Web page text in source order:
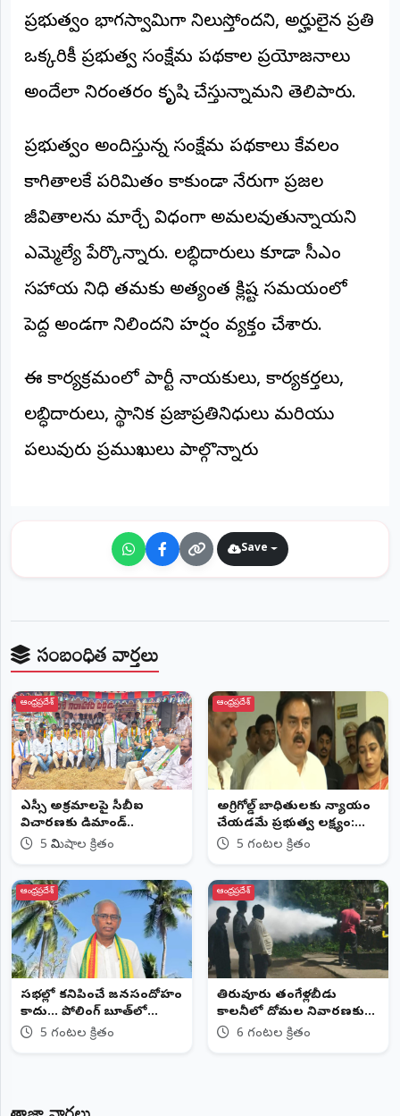
క్షణం
పక్షం
ప్రభుత్వం భాగస్వామిగా నిలుస్తోందని, అర్హులైన ప్రతి
ఒక్కరికీ ప్రభుత్వ సంక్షేమ పథకాల ప్రయోజనాలు
అందేలా నిరంతరం కృషి చేస్తున్నామని తెలిపారు.
ప్రభుత్వం అందిస్తున్న సంక్షేమ పథకాలు కేవలం
కాగితాలకే పరిమితం కాకుండా నేరుగా ప్రజల
జీవితాలను మార్చే విధంగా అమలవుతున్నాయని
ఎమ్మెల్యే పేర్కొన్నారు. లబ్ధిదారులు కూడా సీఎం
సహాయ నిధి తమకు అత్యంత క్లిష్ట సమయంలో
పెద్ద అండగా నిలిచిందని హర్షం వ్యక్తం చేశారు.
ఈ కార్యక్రమంలో పార్టీ నాయకులు, కార్యకర్తలు,
లబ్ధిదారులు, స్థానిక ప్రజాప్రతినిధులు మరియు
పలువురు ప్రముఖులు పాల్గొన్నారు
Save
సంబంధిత వార్తలు
ఆంధ్రప్రదేశ్
డీఎస్సీ అక్రమాలపై సీబీఐ
విచారణకు డిమాండ్..
5 నిమిషాల క్రితం
ఆంధ్రప్రదేశ్
అగ్రిగోల్డ్ బాధితులకు న్యాయం
చేయడమే ప్రభుత్వ లక్ష్యం:
మంత్రి నాదెండ్ల మనోహర్
5 గంటల క్రితం
ఆంధ్రప్రదేశ్
సభల్లో కనిపించే జనసందోహం
కాదు... పోలింగ్ బూత్‌లో
కనిపించే మద్దతే అసలైన
5 గంటల క్రితం
ఆంధ్రప్రదేశ్
తిరువూరు తంగేళ్లబీడు
కాలనీలో దోమల నివారణకు
ఫాగింగ్6 గంటల క్రితం